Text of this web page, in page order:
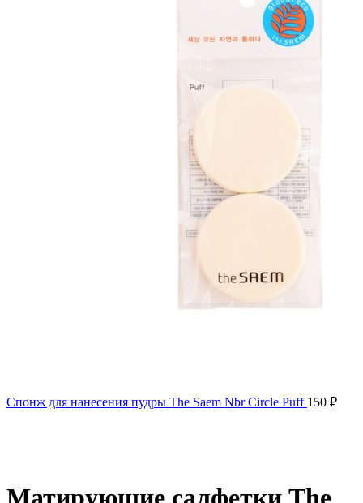
Спонж для нанесения пудры The Saem Nbr Circle Puff 150 ₽